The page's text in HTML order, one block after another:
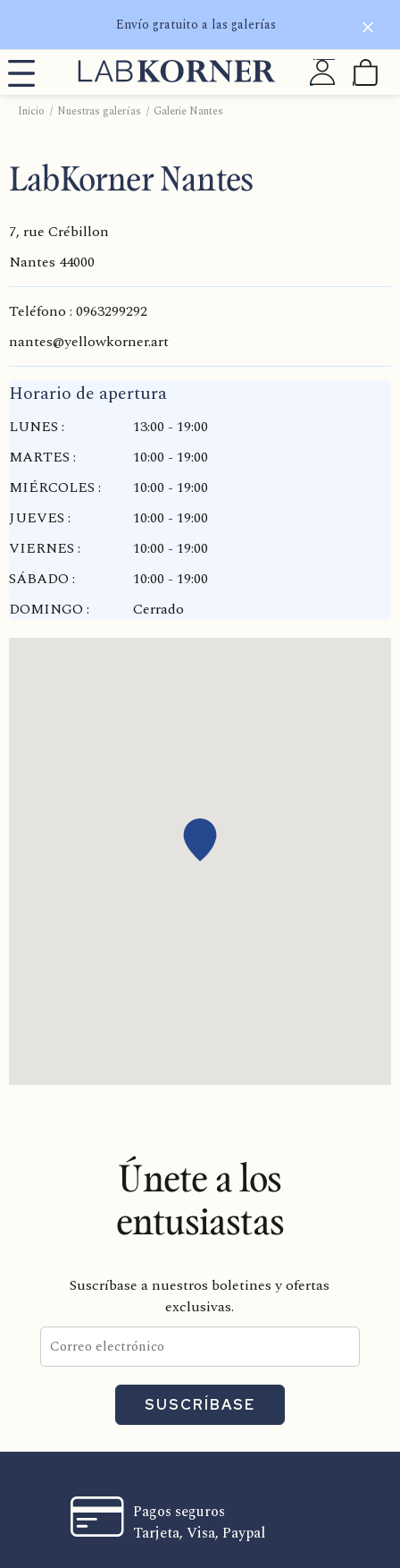
Envío gratuito a las galerías
Inicio Nuestras galerías Galerie Nantes
LabKorner Nantes
7, rue Crébillon
Nantes 44000
Teléfono : 0963299292
nantes@yellowkorner.art
Horario de apertura
LUNES :
13:00 - 19:00
MARTES :
10:00 - 19:00
MIÉRCOLES :
10:00 - 19:00
JUEVES :
10:00 - 19:00
VIERNES :
10:00 - 19:00
SÁBADO :
10:00 - 19:00
DOMINGO :
Cerrado
Únete a los
entusiastas
Suscríbase a nuestros boletines y ofertas
exclusivas.
SUSCRÍBASE
Pagos seguros
Tarjeta, Visa, Paypal